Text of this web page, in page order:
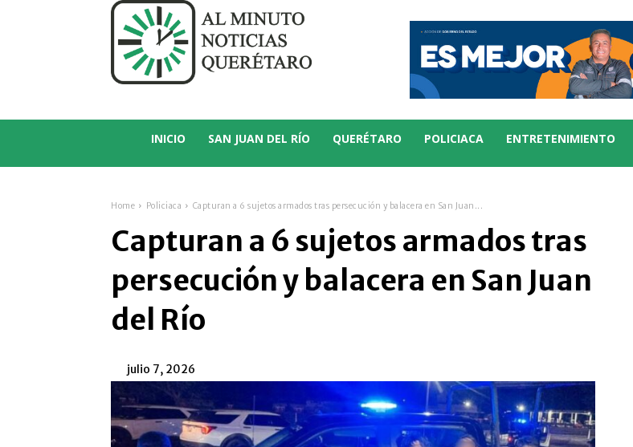
INICIO SAN JUAN DEL RÍO QUERÉTARO POLICIACA ENTRETENIMIENTO
Home Policiaca Capturan a 6 sujetos armados tras persecución y balacera en San Juan...
Capturan a 6 sujetos armados tras
persecución y balacera en San Juan
del Río
julio 7, 2026